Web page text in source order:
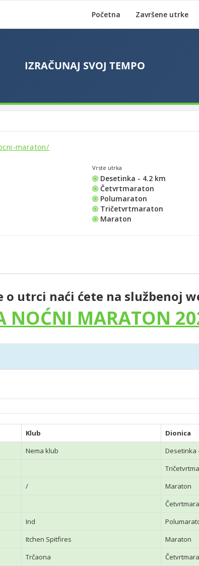
Početna Završene utrke
maraton/
Vrste utrka
Desetinka - 4.2 km
Četvrtmaraton
Polumaraton
Tričetvrtmaraton
Maraton
o utrci naći ćete na službenoj
NOĆNI MARATON
Klub Dionica
Nema klub
Desetinka
/
Maraton
Ind
Itchen Spitfires
Maraton
Trčaona